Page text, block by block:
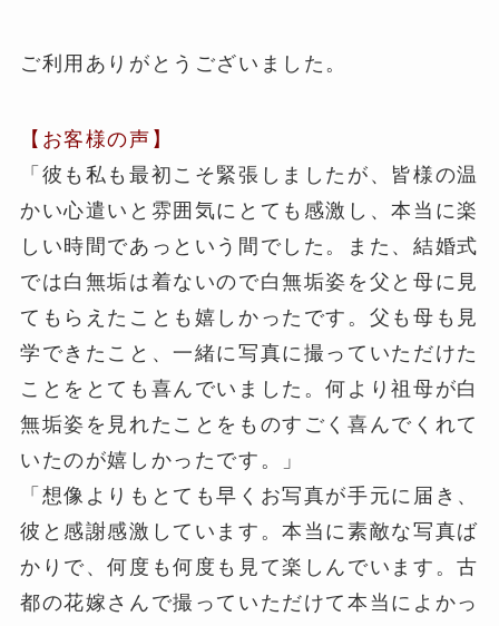
ご利用ありがとうございました。
【お客様の声】
「彼も私も最初こそ緊張しましたが、皆様の温
かい心遣いと雰囲気にとても感激し、本当に楽
しい時間であっという間でした。また、結婚式
では白無垢は着ないので白無垢姿を父と母に見
てもらえたことも嬉しかったです。父も母も見
学できたこと、一緒に写真に撮っていただけた
ことをとても喜んでいました。何より祖母が白
無垢姿を見れたことをものすごく喜んでくれて
いたのが嬉しかったです。」
「想像よりもとても早くお写真が手元に届き、
彼と感謝感激しています。本当に素敵な写真ば
かりで、何度も何度も見て楽しんでいます。古
都の花嫁さんで撮っていただけて本当によかっ